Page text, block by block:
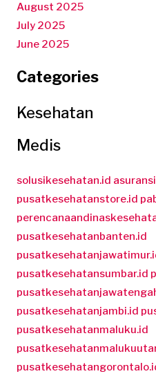
August 2025
July 2025
June 2025
Categories
Kesehatan
Medis
solusikesehatan.id
pusatkesehatanstore.id
pusatkesehatanbanten.id
pusatkesehatansumbar.id
pusatkesehatanjambi.id
pusatkesehatanmaluku.id